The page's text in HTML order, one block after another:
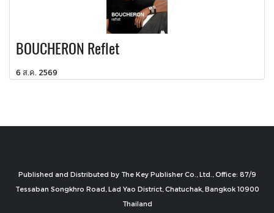
BOUCHERON Reflet
6 ส.ค. 2569
Published and Distributed by The Key Publisher Co., Ltd., Office: 87/9
Tessaban Songkhro Road, Lad Yao District, Chatuchak, Bangkok 10900
Thailand